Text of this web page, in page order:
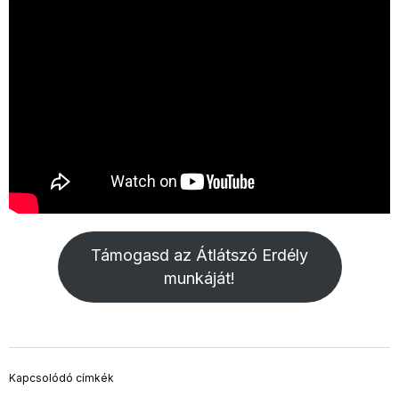
Támogasd az Átlátszó Erdély
munkáját!
Kapcsolódó címkék